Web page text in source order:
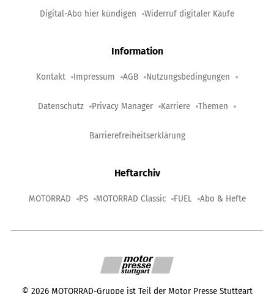
Digital-Abo hier kündigen Widerruf digitaler Käufe
Information
Kontakt Impressum AGB Nutzungsbedingungen
Datenschutz Privacy Manager Karriere Themen
Barrierefreiheitserklärung
Heftarchiv
MOTORRAD PS MOTORRAD Classic FUEL Abo & Hefte
© 2026 MOTORRAD-Gruppe ist Teil der Motor Presse Stuttgart